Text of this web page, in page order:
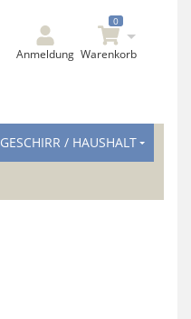
Anmeldung
0
Warenkorb
GESCHIRR / HAUSHALT